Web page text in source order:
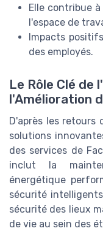
Elle contribue
l'espace de
Impacts
des employés.
Le Rôle Clé de
l'Amélioration
D'après les retours
solutions
des services de
inclut la
énergétique
sécurité
sécurité des lieux
de vie au sein des